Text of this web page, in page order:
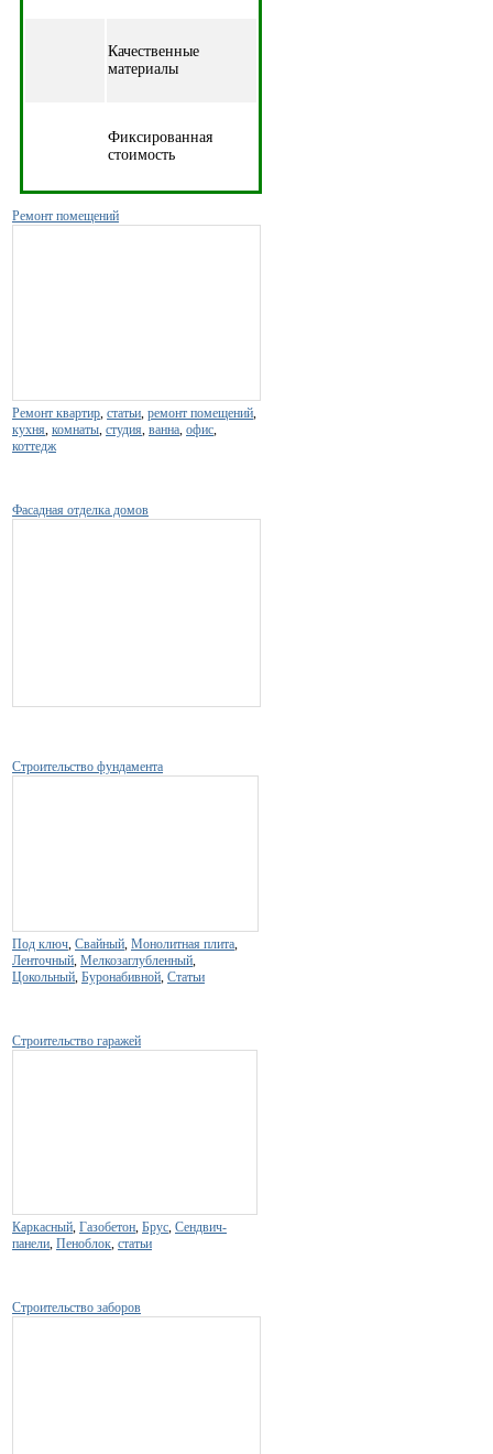
Качественные
материалы
Фиксированная
стоимость
Ремонт помещений
Ремонт квартир статьи ремонт помещений
кухня комнаты студия ванна офис
коттедж
Фасадная отделка домов
Строительство фундамента
Под ключ Свайный Монолитная плита
Ленточный Мелкозаглубленный
Цокольный Буронабивной Статьи
Строительство гаражей
Каркасный Газобетон Брус Сендвич-
панели Пеноблок статьи
Строительство заборов